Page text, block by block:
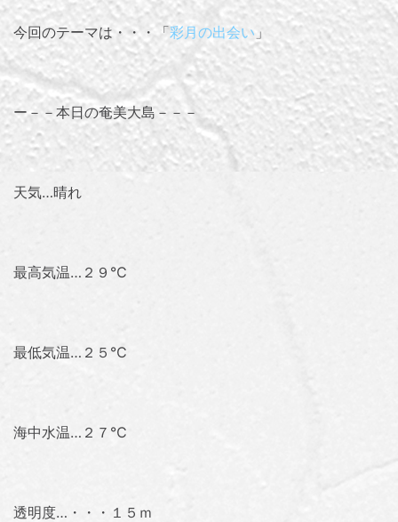
今回のテーマは・・・「彩月の出会い 」
ー－－本日の奄美大島－－－
天気…晴れ
最高気温…２９℃
最低気温…２５℃
海中水温…２７℃
透明度…・・・１５ｍ